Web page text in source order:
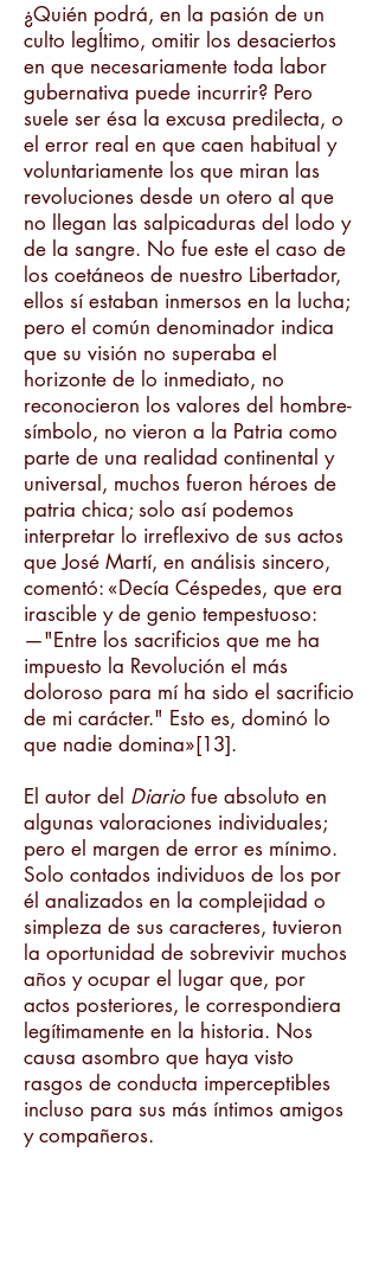
¿Quién podrá, en la pasión de un
culto legÍtimo, omitir los desaciertos
en que necesariamente toda labor
gubernativa puede incurrir? Pero
suele ser ésa la excusa predilecta, o
el error real en que caen habitual y
voluntariamente los que miran las
revoluciones desde un otero al que
no llegan las salpicaduras del lodo y
de la sangre. No fue este el caso de
los coetáneos de nuestro Libertador,
ellos sí estaban inmersos en la lucha;
pero el común denominador indica
que su visión no superaba el
horizonte de lo inmediato, no
reconocieron los valores del hombre-
símbolo, no vieron a la Patria como
parte de una realidad continental y
universal, muchos fueron héroes de
patria chica; solo así podemos
interpretar lo irreflexivo de sus actos
que José Martí, en análisis sincero,
comentó: «Decía Céspedes, que era
irascible y de genio tempestuoso:
—"Entre los sacrificios que me ha
impuesto la Revolución el más
doloroso para mí ha sido el sacrificio
de mi carácter." Esto es, dominó lo
que nadie domina»[13].
El autor del Diario fue absoluto en
algunas valoraciones individuales;
pero el margen de error es mínimo.
Solo contados individuos de los por
él analizados en la complejidad o
simpleza de sus caracteres, tuvieron
la oportunidad de sobrevivir muchos
años y ocupar el lugar que, por
actos posteriores, le correspondiera
legítimamente en la historia. Nos
causa asombro que haya visto
rasgos de conducta imperceptibles
incluso para sus más íntimos amigos
y compañeros.